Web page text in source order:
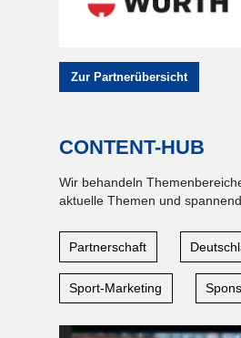
Zur Partnerübersicht
CONTENT-HUB
Wir behandeln
aktuelle Themen und
Partnerschaft
Sport-Marketing